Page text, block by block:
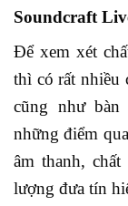
Soundcraft
Để xem xét
thì có rất nhiều
cũng như
những điểm
âm thanh,
lượng đưa tín